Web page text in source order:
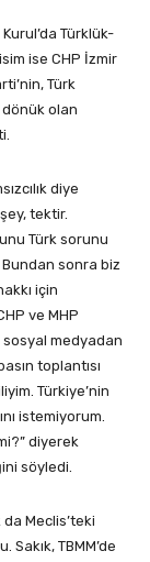
Türklük-
ise CHP İzmir
Türk
dönük olan
diye
tektir.
Türk sorunu
Bundan sonra biz
için
ve MHP
sosyal medyadan
toplantısı
Türkiye’nin
istemiyorum.
diyerek
söyledi.
da Meclis’teki
TBMM’de